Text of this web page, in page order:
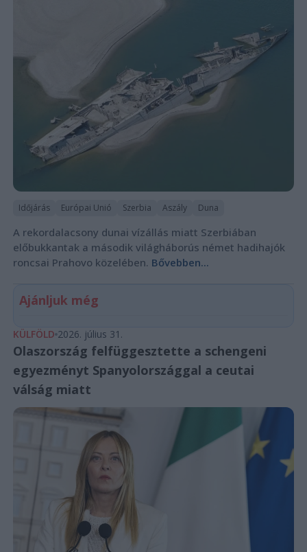
Időjárás Európai Unió Szerbia Aszály Duna
A rekordalacsony dunai vízállás miatt Szerbiában
előbukkantak a második világháborús német hadihajók
roncsai Prahovo közelében. Bővebben...
Ajánljuk még
KÜLFÖLD 2026. július 31.
Olaszország felfüggesztette a schengeni
egyezményt Spanyolországgal a ceutai
válság miatt